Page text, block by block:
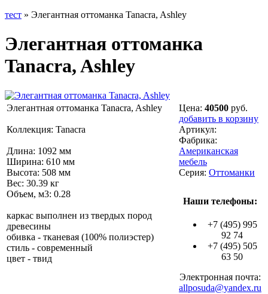
тест » Элегантная оттоманка Tanacra, Ashley
Элегантная оттоманка
Tanacra, Ashley
Элегантная оттоманка Tanacra, Ashley
Коллекция: Tanacra
Длина: 1092 мм
Ширина: 610 мм
Высота: 508 мм
Вес: 30.39 кг
Объем, м3: 0.28
каркас выполнен из твердых пород
древесины
обивка - тканевая (100% полиэстер)
стиль - современный
цвет - твид
Цена: 40500 руб.
добавить в корзину
Артикул:
Фабрика:
Американская
мебель
Серия: Оттоманки
Наши телефоны:
+7 (495) 995
92 74
+7 (495) 505
63 50
Электронная почта:
allposuda@yandex.ru